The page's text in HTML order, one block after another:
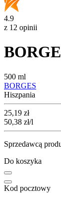
4.9
z 12 opinii
500 ml
BORGES
Hiszpania
Cena
25,19 zł
50,38 zł/l
Sprzedawcą
Do koszyka
Kod pocztowy